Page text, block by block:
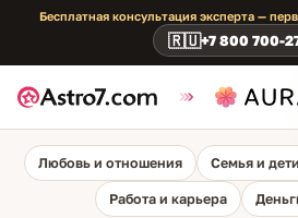
Бесплатная консультация эксперта —
🇷🇺+7 800 700-
Любовь и отношения Семья и дети
Работа и карьера